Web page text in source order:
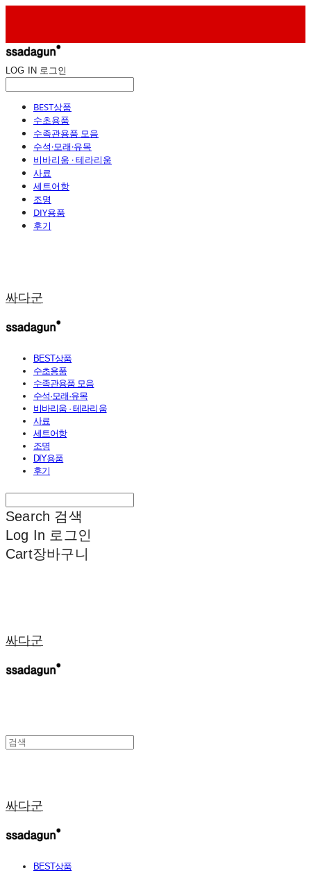
LOG IN 로그인
BEST상품
수초용품
수족관용품 모음
수석·모래·유목
비바리움 · 테라리움
사료
세트어항
조명
DIY용품
후기
싸다군
BEST상품
수초용품
수족관용품 모음
수석·모래·유목
비바리움 · 테라리움
사료
세트어항
조명
DIY용품
후기
Search 검색
Log In 로그인
Cart장바구니
싸다군
싸다군
BEST상품